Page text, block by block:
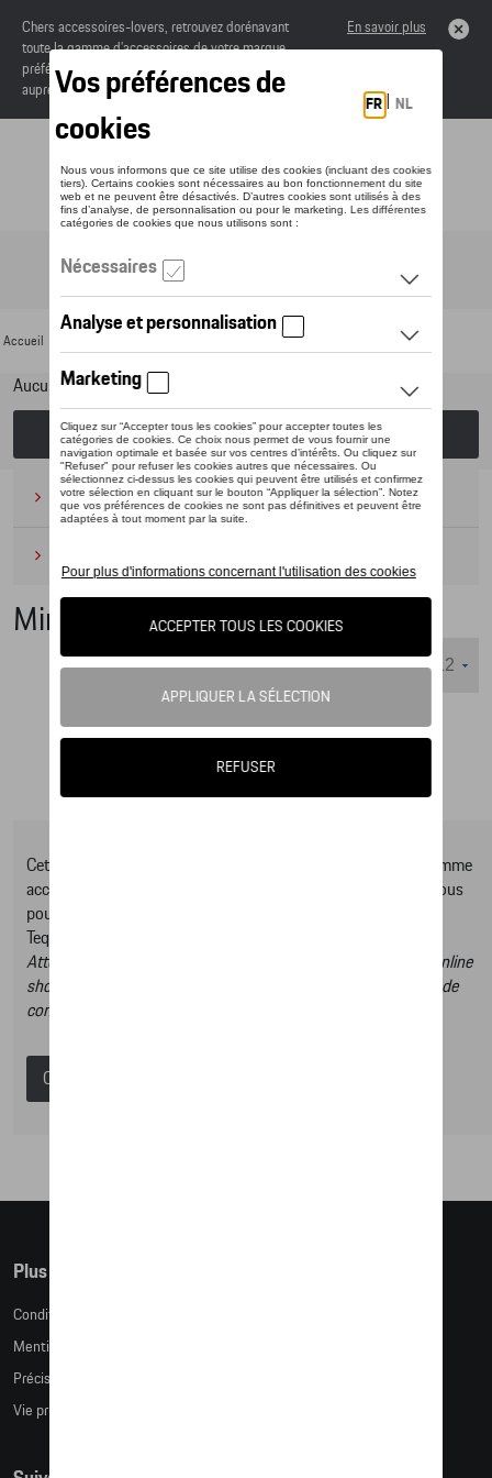
Chers accessoires-lovers, retrouvez dorénavant
toute la gamme d’accessoires de votre marque
préférée sous forme de catalogue à commander
auprès de votre concessionaire.
En savoir plus
Toggle navigation
Accueil Dernière chance > Miniatures
Aucun modèle sélectionné (Tout afficher)
Choisissez un modèle
Camping(2)
Miniatures
Nombre d'éléments affichés :
Cet online shop vous présente une sélection d’articles de la gamme
accessoires Tequipment, pour découvrir la gamme complète vous
pouvez consulter notre Moteur de recherche d’accessoires
Tequipment.
Attention, en cliquant sur le lien du catalogue vous sortez du online
shop et dans ce catalogue vous n’aurez donc pas la possibilité de
commander des articles en ligne.
Catalogue Porsche
Plus d'informations
Conditions de vente
Mentions légales
Précision des tailles
Vie privée